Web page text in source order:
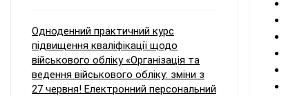
Одноденний практичний курс
підвищення кваліфікації щодо
військового обліку «Організація та
ведення військового обліку: зміни з
27 червня! Електронний персональний